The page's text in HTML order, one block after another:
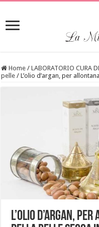
Home / LABORATORIO CURA
pelle / L’olio d’argan, per
L’olio d’argan,